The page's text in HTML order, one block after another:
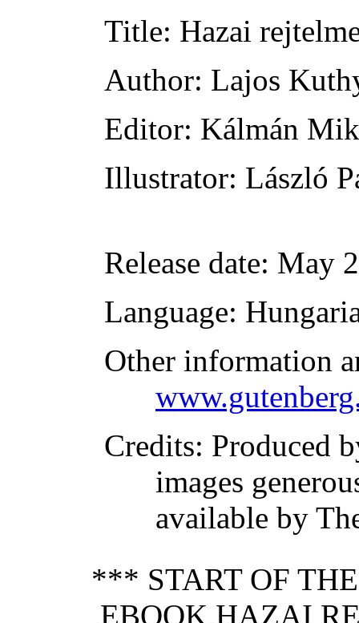
Title: Hazai
Author: Lajos
Editor: Kálmán
Illustrator: László
Release date: May
Language:
Other information
Credits: Produced
images
available by
*** START OF
EBOOK HAZAI